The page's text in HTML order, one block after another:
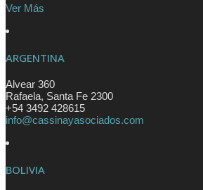
Ver Más
ARGENTINA
Alvear 360
Rafaela, Santa Fe 2300
+54 3492 428615
info@cassinayasociados.com
BOLIVIA